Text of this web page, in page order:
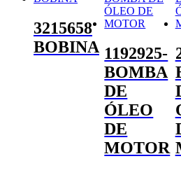
3215658
BOBINA 1192925-
BOMBA
DE
ÓLEO
DE
MOTOR